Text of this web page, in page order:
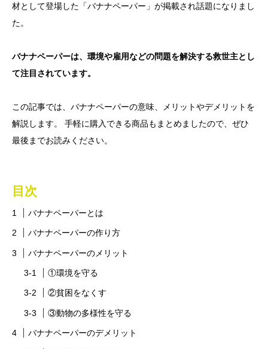
材として登場した「バナナペーパー」が掲載され話題になりまし
た。
バナナペーパーは、環境や雇用などの問題を解決する救世主とし
て注目されています。
この記事では、バナナペーパーの意味、メリットやデメリットを
解説します。 手軽に購入できる商品もまとめましたので、ぜひ
最後までお読みください。
目次
バナナペーパーとは
バナナペーパーの作り方
バナナペーパーのメリット
①環境を守る
②貧困をなくす
③動物の多様性を守る
バナナペーパーのデメリット